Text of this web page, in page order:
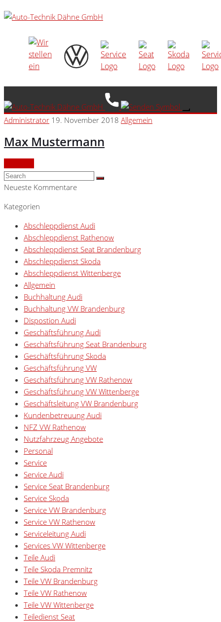
Administrator 19. November 2018 Allgemein
Max Mustermann
Neueste Kommentare
Kategorien
Abschleppdienst Audi
Abschleppdienst Rathenow
Abschleppdienst Seat Brandenburg
Abschleppdienst Skoda
Abschleppdienst Wittenberge
Allgemein
Buchhaltung Audi
Buchhaltung VW Brandenburg
Dispostion Audi
Geschäftsführung Audi
Geschäftsführung Seat Brandenburg
Geschäftsführung Skoda
Geschäftsführung VW
Geschäftsführung VW Rathenow
Geschäftsführung VW Wittenberge
Geschäftsleitung VW Brandenburg
Kundenbetreuung Audi
NFZ VW Rathenow
Nutzfahrzeug Angebote
Personal
Service
Service Audi
Service Seat Brandenburg
Service Skoda
Service VW Brandenburg
Service VW Rathenow
Serviceleitung Audi
Services VW Wittenberge
Teile Audi
Teile Skoda Premnitz
Teile VW Brandenburg
Teile VW Rathenow
Teile VW Wittenberge
Teiledienst Seat